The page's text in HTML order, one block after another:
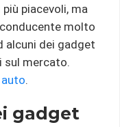
piacevoli, ma
molto
alcuni dei gadget
sul mercato.
.
gadget